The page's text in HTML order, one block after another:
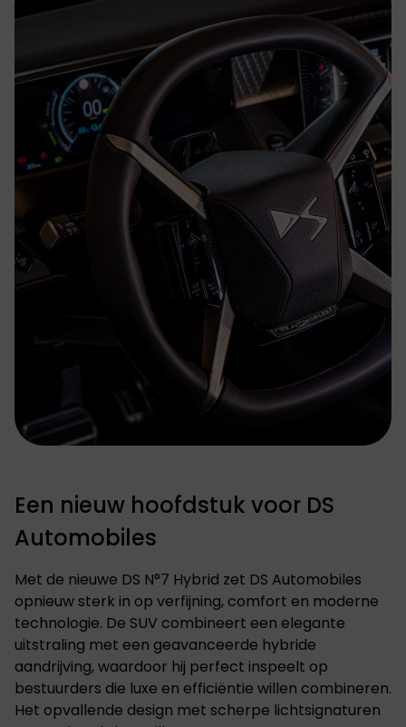
Een nieuw hoofdstuk voor DS
Automobiles
Met de nieuwe DS N°7 Hybrid zet DS Automobiles
opnieuw sterk in op verfijning, comfort en moderne
technologie. De SUV combineert een elegante
uitstraling met een geavanceerde hybride
aandrijving, waardoor hij perfect inspeelt op
bestuurders die luxe en efficiëntie willen combineren.
Het opvallende design met scherpe lichtsignaturen